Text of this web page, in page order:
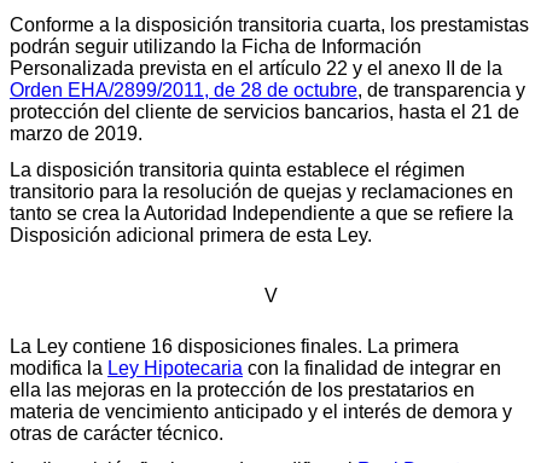
Conforme a la disposición transitoria cuarta, los prestamistas
podrán seguir utilizando la Ficha de Información
Personalizada prevista en el artículo 22 y el anexo II de la
Orden EHA/2899/2011, de 28 de octubre, de transparencia y
protección del cliente de servicios bancarios, hasta el 21 de
marzo de 2019.
La disposición transitoria quinta establece el régimen
transitorio para la resolución de quejas y reclamaciones en
tanto se crea la Autoridad Independiente a que se refiere la
Disposición adicional primera de esta Ley.
V
La Ley contiene 16 disposiciones finales. La primera
modifica la Ley Hipotecaria con la finalidad de integrar en
ella las mejoras en la protección de los prestatarios en
materia de vencimiento anticipado y el interés de demora y
otras de carácter técnico.